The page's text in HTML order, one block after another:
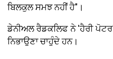
ਬਿਲਕੁਲ ਸਮਝ ਨਹੀਂ ਹੈ"।
ਡੇਨੀਅਲ ਰੈਡਕਲਿਫ ਨੇ 'ਹੈਰੀ
ਨਿਭਾਉਣਾ ਚਾਹੁੰਦੇ ਹਨ।